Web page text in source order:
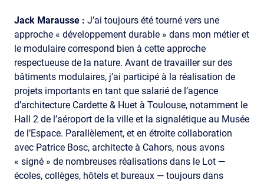
Jack Marausse : J’ai toujours été tourné vers une
approche « développement durable » dans mon métier et
le modulaire correspond bien à cette approche
respectueuse de la nature. Avant de travailler sur des
bâtiments modulaires, j’ai participé à la réalisation de
projets importants en tant que salarié de l’agence
d’architecture Cardette & Huet à Toulouse, notamment le
Hall 2 de l’aéroport de la ville et la signalétique au Musée
de l’Espace. Parallèlement, et en étroite collaboration
avec Patrice Bosc, architecte à Cahors, nous avons
« signé » de nombreuses réalisations dans le Lot —
écoles, collèges, hôtels et bureaux — toujours dans